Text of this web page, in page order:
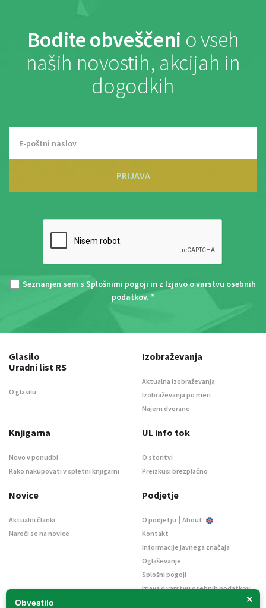
Bodite obveščeni o vseh
naših novostih, akcijah in
dogodkih
PRIJAVA
Seznanjen sem s Splošnimi pogoji in z Izjavo o varstvu osebnih
podatkov. *
×
Obvestilo
Glasilo
Uradni list RS
O glasilu
Izobraževanja
Aktualna izobraževanja
Izobraževanja po meri
Najem dvorane
Knjigarna
Novo v ponudbi
Kako nakupovati v spletni knjigarni
UL info tok
O storitvi
Preizkusi brezplačno
Novice
Aktualni članki
Naroči se na novice
Podjetje
O podjetju | About
Kontakt
Informacije javnega značaja
Oglaševanje
Splošni pogoji
Izjava o varstvu osebnih podatkov